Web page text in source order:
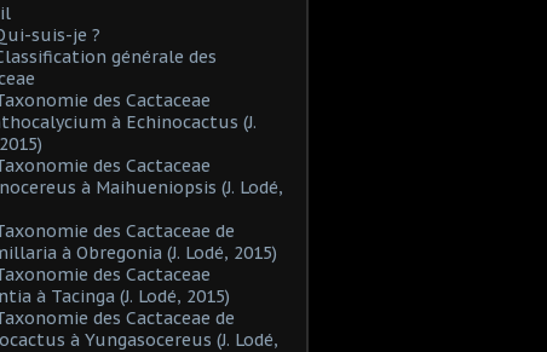
suis-je ?
générale des
des Cactaceae
à Echinocactus (J.
des Cactaceae
à Maihueniopsis (J. Lodé,
des Cactaceae de
à Obregonia (J. Lodé, 2015)
des Cactaceae
à Tacinga (J. Lodé, 2015)
des Cactaceae de
à Yungasocereus (J. Lodé,